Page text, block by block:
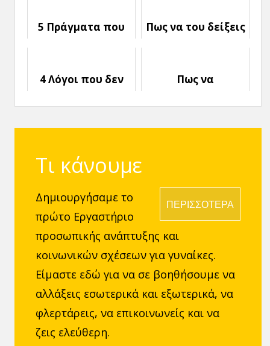
Ιστορίες
5 Πράγματα που
Πως να του δείξεις
4 Λόγοι που δεν
ένα Δεύτερο
Πως να
Ερωτική Χημεία
Τι κάνουμε
ΠΕΡΙΣΣΟΤΕΡΑ
Δημιουργήσαμε το
πρώτο Εργαστήριο
προσωπικής ανάπτυξης και
κοινωνικών σχέσεων για γυναίκες.
Είμαστε εδώ για να σε βοηθήσουμε να
αλλάξεις εσωτερικά και εξωτερικά, να
φλερτάρεις, να επικοινωνείς και να
ζεις ελεύθερη.